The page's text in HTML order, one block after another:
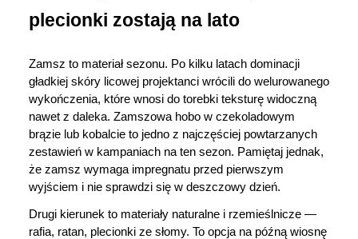
plecionki zostają na lato
Zamsz to materiał sezonu. Po kilku latach dominacji
gładkiej skóry licowej projektanci wrócili do welurowanego
wykończenia, które wnosi do torebki teksturę widoczną
nawet z daleka. Zamszowa hobo w czekoladowym
brązie lub kobalcie to jedno z najczęściej powtarzanych
zestawień w kampaniach na ten sezon. Pamiętaj jednak,
że zamsz wymaga impregnatu przed pierwszym
wyjściem i nie sprawdzi się w deszczowy dzień.
Drugi kierunek to materiały naturalne i rzemieślnicze —
rafia, ratan, plecionki ze słomy. To opcja na późną wiosnę